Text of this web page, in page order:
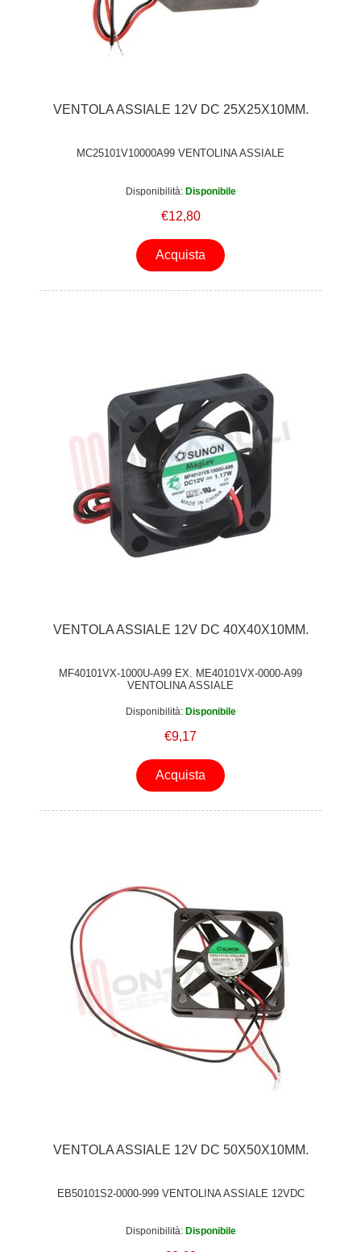
VENTOLA ASSIALE 12V DC 25X25X10MM.
MC25101V10000A99 VENTOLINA ASSIALE
Disponibilità: Disponibile
€12,80
Acquista
VENTOLA ASSIALE 12V DC 40X40X10MM.
MF40101VX-1000U-A99 EX. ME40101VX-0000-A99
VENTOLINA ASSIALE
Disponibilità: Disponibile
€9,17
Acquista
VENTOLA ASSIALE 12V DC 50X50X10MM.
EB50101S2-0000-999 VENTOLINA ASSIALE 12VDC
Disponibilità: Disponibile